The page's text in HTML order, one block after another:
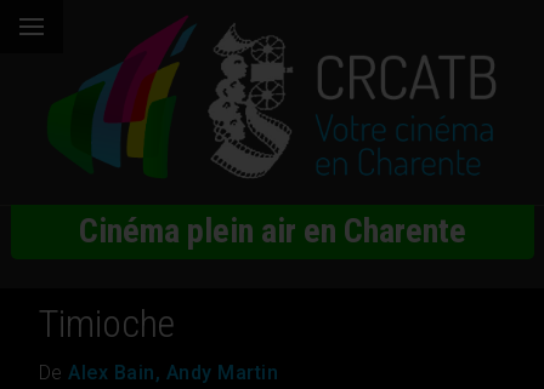
Cinéma plein air en Charente
Timioche
DeAlex Bain, Andy Martin